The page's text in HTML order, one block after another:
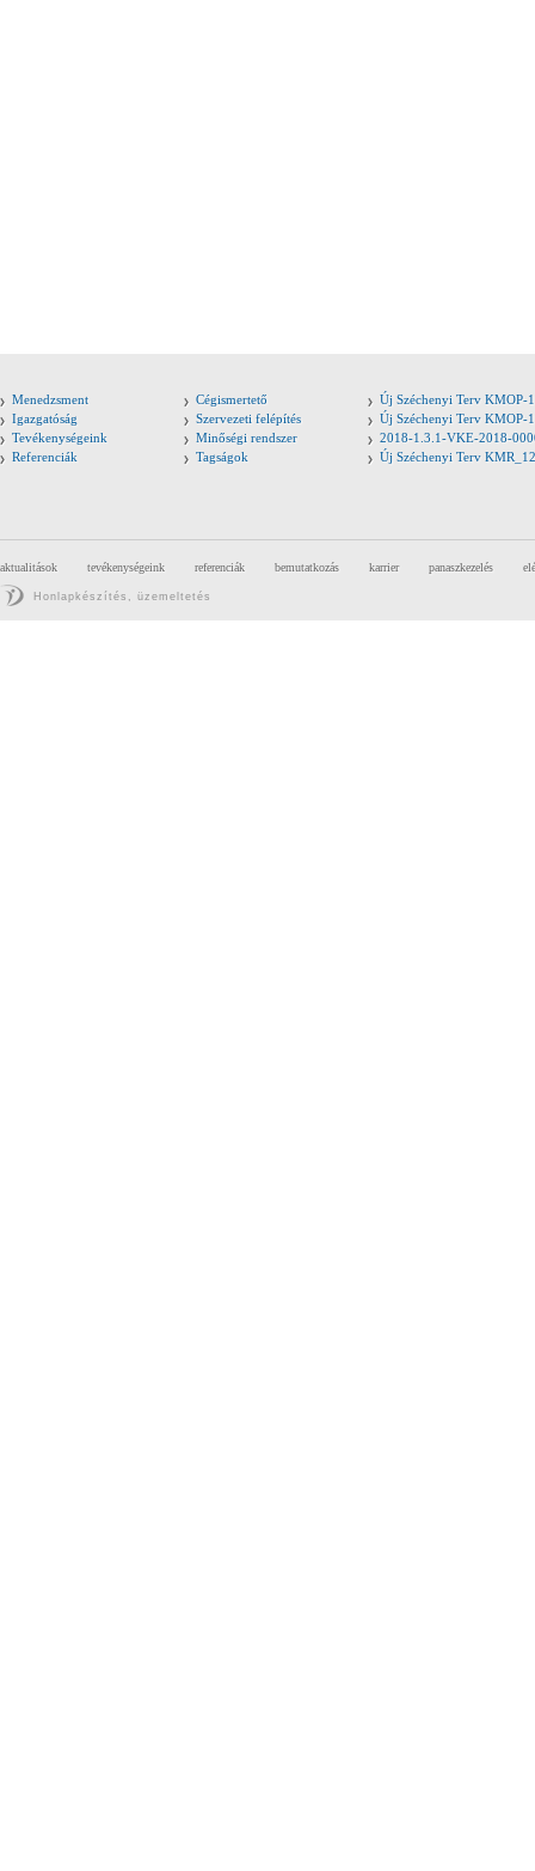
Menedzsment Cégismertető
Új Széchenyi Terv
Igazgatóság
Szervezeti felépítés
Új Széchenyi Terv KMOP-
Tevékenységeink
Minőségi rendszer
2018-1.3.1-VKE-2018-
Referenciák
Tagságok Új Széchenyi Terv
aktualitások tevékenységeink referenciák bemutatkozás karrier panaszkezelés
Honlapkészítés, üzemeltetés